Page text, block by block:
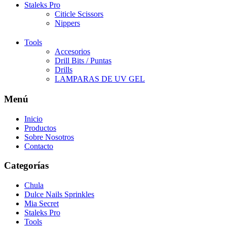
Staleks Pro
Citicle Scissors
Nippers
Tools
Accesorios
Drill Bits / Puntas
Drills
LAMPARAS DE UV GEL
Menú
Inicio
Productos
Sobre Nosotros
Contacto
Categorías
Chula
Dulce Nails Sprinkles
Mia Secret
Staleks Pro
Tools